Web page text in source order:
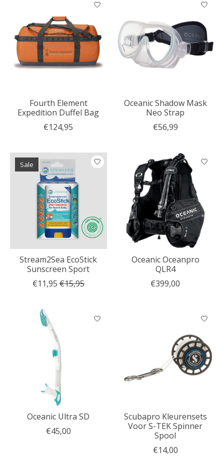
Fourth Element
Expedition Duffel Bag
€124,95
Oceanic Shadow Mask
Neo Strap
€56,99
Sale
Stream2Sea EcoStick
Sunscreen Sport
€11,95 €15,95
Oceanic Oceanpro
QLR4
€399,00
Oceanic Ultra SD
€45,00
Scubapro Kleurensets
Voor S-TEK Spinner
Spool
€14,00